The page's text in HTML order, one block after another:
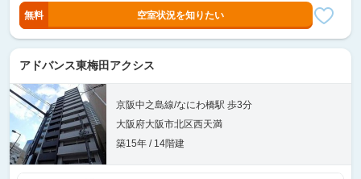
無料 空室状況を知りたい
アドバンス東梅田アクシス
京阪中之島線/なにわ橋駅 歩3分
大阪府大阪市北区西天満
築15年 / 14階建